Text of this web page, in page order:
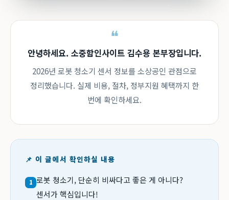
안녕하세요. 소중함인사이트 김수용 본부장입니다.
2026년 로봇 청소기 센서 정보를 소상공인 관점으로
정리했습니다. 실제 비용, 절차, 정부지원 혜택까지 한
번에 확인하세요.
📌 이 글에서 확인하실 내용
1 로봇 청소기, 단순히 비싸다고 좋은 게 아니다?
센서가 핵심입니다!